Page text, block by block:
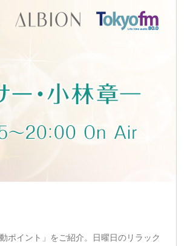
ポイント」をご紹介。日曜日のリラック